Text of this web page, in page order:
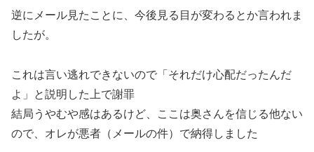
逆にメール見たことに、今後見る目が変わるとか言われま
したが。
これは言い逃れできないので「それだけ心配だったんだ
よ」と説明した上で謝罪
結局うやむや感はあるけど、ここは奥さんを信じる他ない
ので、オレが悪者（メールの件）で納得しました